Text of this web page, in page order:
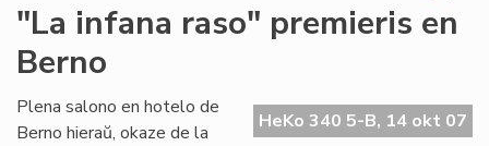
"La infana raso" premieris en
Berno
HeKo 340 5-B, 14 okt 07
Plena salono en hotelo de
Berno hieraŭ, okaze de la